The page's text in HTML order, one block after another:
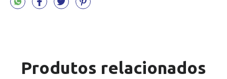
Produtos relacionados